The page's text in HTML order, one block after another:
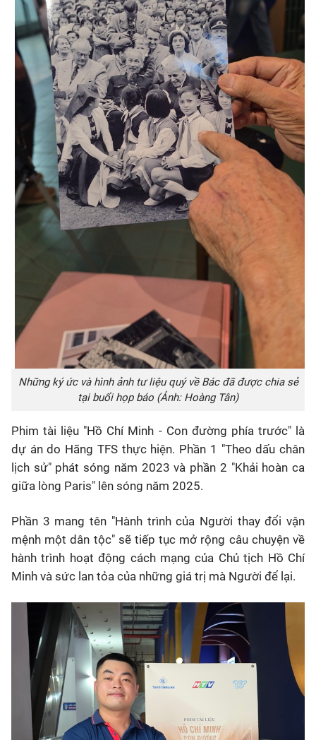
Những ký ức và hình ảnh tư liệu quý về Bác đã được chia sẻ
tại buổi họp báo (Ảnh: Hoàng Tân)
Phim tài liệu "Hồ Chí Minh - Con đường phía trước" là
dự án do Hãng TFS thực hiện. Phần 1 "Theo dấu chân
lịch sử" phát sóng năm 2023 và phần 2 "Khải hoàn ca
giữa lòng Paris" lên sóng năm 2025.
Phần 3 mang tên "Hành trình của Người thay đổi vận
mệnh một dân tộc" sẽ tiếp tục mở rộng câu chuyện về
hành trình hoạt động cách mạng của Chủ tịch Hồ Chí
Minh và sức lan tỏa của những giá trị mà Người để lại.